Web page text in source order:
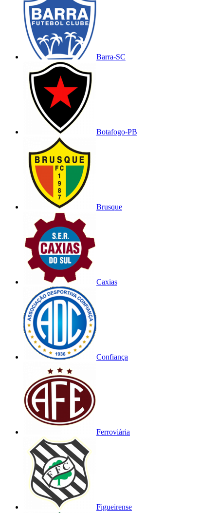
Barra-SC
Botafogo-PB
Brusque
Caxias
Confiança
Ferroviária
Figueirense